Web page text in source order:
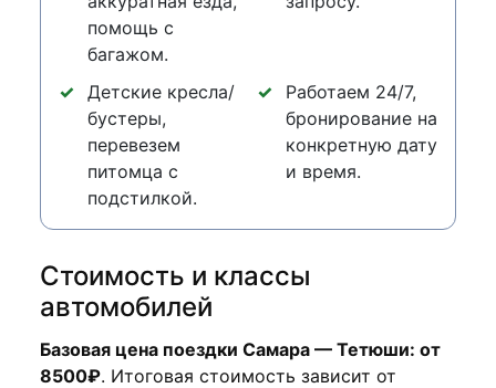
помощь с
багажом.
Детские кресла/
бустеры,
перевезем
питомца с
подстилкой.
Работаем 24/7,
бронирование на
конкретную дату
и время.
Стоимость и классы
автомобилей
Базовая цена поездки Самара — Тетюши: от
8500₽. Итоговая стоимость зависит от